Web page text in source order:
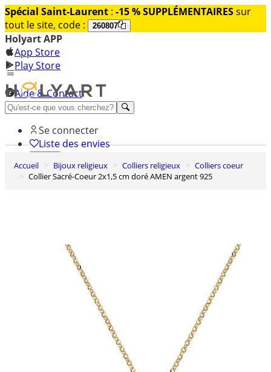
Spécial Saint-Laurent : -15 % SUPPLÉMENTAIRESsur
tout le site, code :
260807
Holyart APP
App Store
Play Store
Aide & Contact
Découvrez Premium
Se connecter
Liste des envies
0
Panier
Accueil Bijoux religieux Colliers religieux
Colliers coeur
Collier Sacré-Coeur 2x1,5 cm doré AMEN argent 925